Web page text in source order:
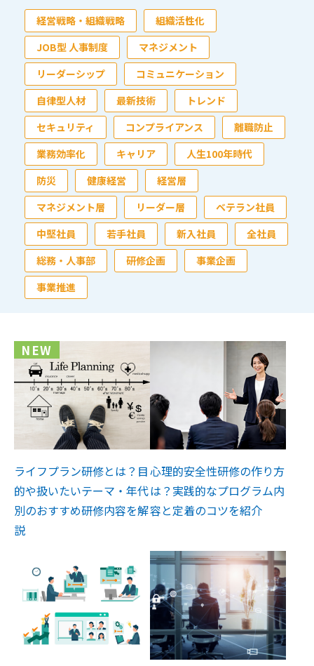
経営戦略・組織戦略
組織活性化
JOB型 人事制度
マネジメント
リーダーシップ
コミュニケーション
自律型人材
最新技術
トレンド
セキュリティ
コンプライアンス
離職防止
業務効率化
キャリア
人生100年時代
防災
健康経営
経営層
マネジメント層
リーダー層
ベテラン社員
中堅社員
若手社員 新入社員
全社員
総務・人事部
研修企画
事業企画
事業推進
NEW
ライフプラン研修とは？目
的や扱いたいテーマ・年代
別のおすすめ研修内容を解
説
心理的安全性研修の作り方
は？実践的なプログラム内
容と定着のコツを紹介